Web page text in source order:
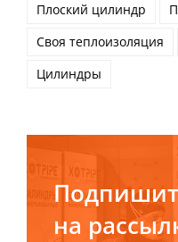
Плоский цилиндр
Своя теплоизоляция
Цилиндры
на